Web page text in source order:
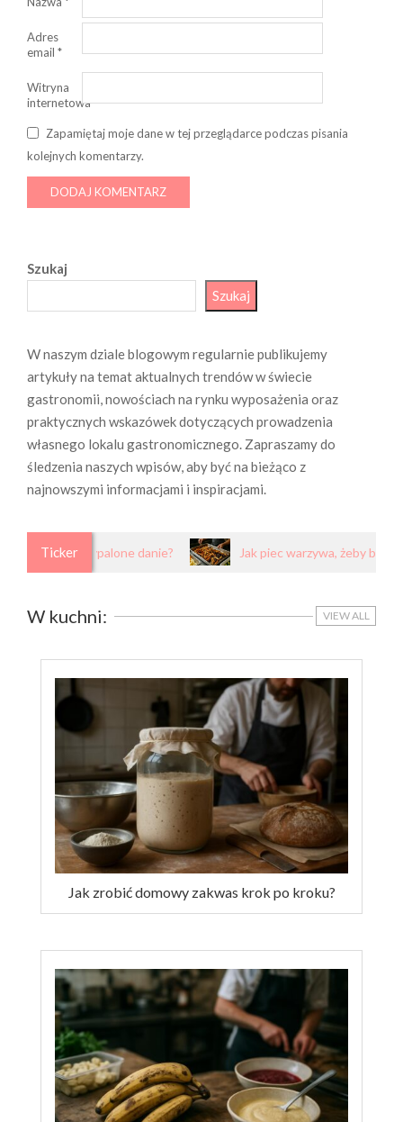
Adres
email *
Witryna
internetowa
Zapamiętaj moje dane w tej przeglądarce podczas pisania
kolejnych komentarzy.
Szukaj
Szukaj
W naszym dziale blogowym regularnie publikujemy
artykuły na temat aktualnych trendów w świecie
gastronomii, nowościach na rynku wyposażenia oraz
praktycznych wskazówek dotyczących prowadzenia
własnego lokalu gastronomicznego. Zapraszamy do
śledzenia naszych wpisów, aby być na bieżąco z
najnowszymi informacjami i inspiracjami.
Ticker
przypalone danie? Jak piec warzywa, żeby były
W kuchni: VIEW ALL
Jak zrobić domowy zakwas krok po kroku?